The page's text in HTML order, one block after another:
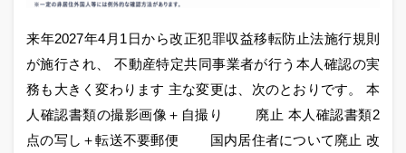
来年2027年4月1日から改正犯罪収益移転防止法施行規則
が施行され、 不動産特定共同事業者が行う本人確認の実
務も大きく変わります 主な変更は、次のとおりです。 本
人確認書類の撮影画像＋自撮り 廃止 本人確認書類2
点の写し＋転送不要郵便 国内居住者について廃止 改